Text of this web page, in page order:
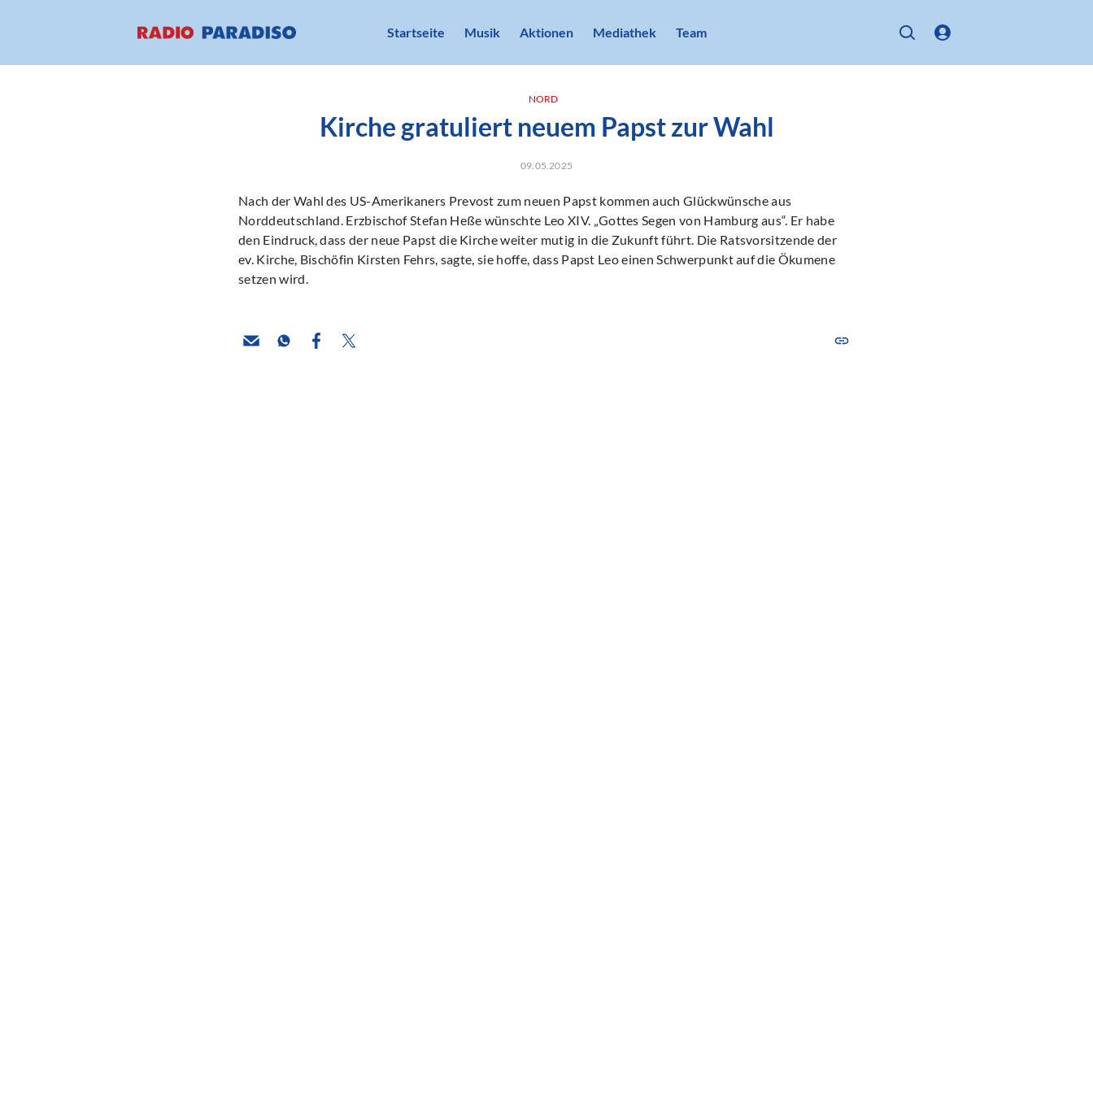
Startseite Musik Aktionen Mediathek Team
NORD
Kirche gratuliert neuem Papst zur Wahl
09.05.2025
Nach der Wahl des US-Amerikaners Prevost zum neuen Papst kommen auch Glückwünsche aus
Norddeutschland. Erzbischof Stefan Heße wünschte Leo XIV. „Gottes Segen von Hamburg aus“. Er habe
den Eindruck, dass der neue Papst die Kirche weiter mutig in die Zukunft führt. Die Ratsvorsitzende der
ev. Kirche, Bischöfin Kirsten Fehrs, sagte, sie hoffe, dass Papst Leo einen Schwerpunkt auf die Ökumene
setzen wird.